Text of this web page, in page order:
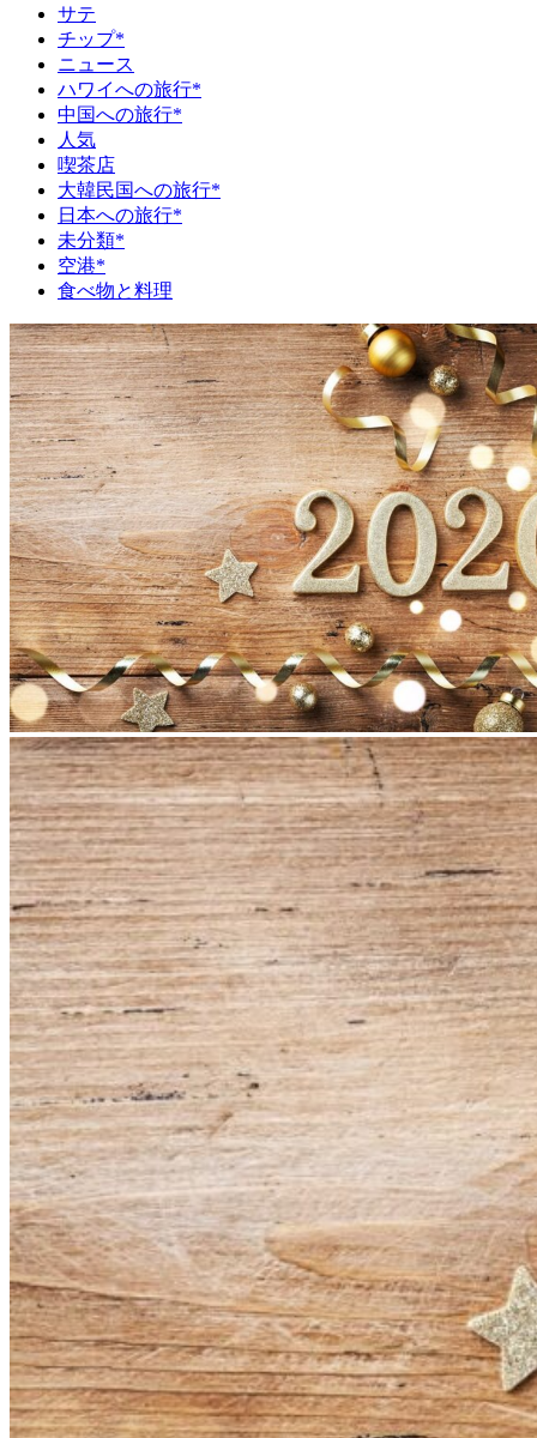
サテ
チップ*
ニュース
ハワイへの旅行*
中国への旅行*
人気
喫茶店
大韓民国への旅行*
日本への旅行*
未分類*
空港*
食べ物と料理